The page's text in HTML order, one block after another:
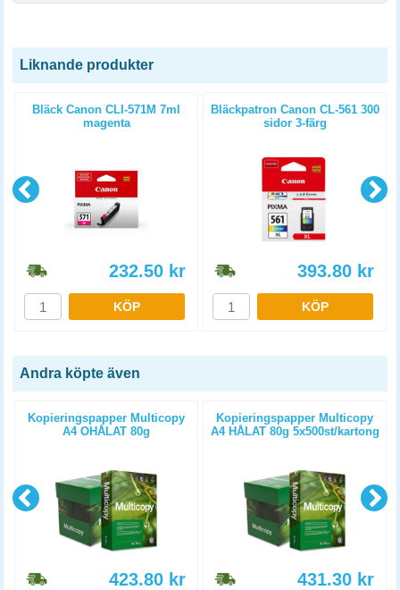
Liknande produkter
Bläck Canon CLI-571M 7ml
magenta
232.50 kr
KÖP
Bläckpatron Canon CL-561 300
sidor 3-färg
393.80 kr
KÖP
Andra köpte även
Kopieringspapper Multicopy
A4 OHÅLAT 80g
423.80 kr
Kopieringspapper Multicopy
A4 HÅLAT 80g 5x500st/kartong
431.30 kr